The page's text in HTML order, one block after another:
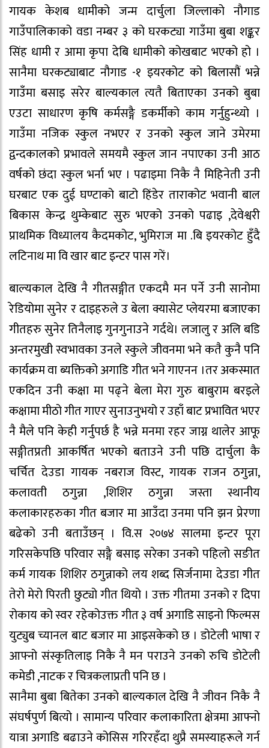
गायक केशब धामीको जन्म दार्चुला जिल्लाको नौगाड
गाउँपालिकाको वडा नम्बर ३ को घरकट्या गाउँमा बुबा शङ्कर
सिंह धामी र आमा कृपा देबि धामीको कोखबाट भएको हो ।
सानैमा घरकट्याबाट नौगाड -१ इयरकोट को बिलासौं भन्ने
गाउँमा बसाइ सरेर बाल्यकाल त्यतै बिताएका उनको बुबा
एउटा साधारण कृषि कर्मसङ्गै डकर्मीको काम गर्नुहुन्थ्यो ।
गाउँमा नजिक स्कुल नभएर र उनको स्कुल जाने उमेरमा
द्वन्दकालको प्रभावले समयमै स्कुल जान नपाएका उनी आठ
वर्षको छंदा स्कुल भर्ना भए । पढाइमा निकै नै मिहिनेती उनी
घरबाट एक दुई घण्टाको बाटो हिंडेर ताराकोट भवानी बाल
बिकास केन्द्र थुम्केबाट सुरु भएको उनको पढाइ ,देवेश्वरी
प्राथमिक विध्यालय कैदमकोट, भुमिराज मा .बि इयरकोट हुँदै
लटिनाथ मा वि खार बाट इन्टर पास गरें।
बाल्यकाल देखि नै गीतसङ्गीत एकदमै मन पर्ने उनी सानोमा
रेडियोमा सुनेर र दाइहरुले उ बेला क्यासेट प्लेयरमा बजाएका
गीतहरु सुनेर तिनैलाइ गुनगुनाउने गर्दथे। लजालु र अलि बडि
अन्तरमुखी स्वभावका उनले स्कुले जीवनमा भने कतै कुनै पनि
कार्यक्रम वा ब्यक्तिको अगाडि गीत भने गाएनन ।तर अकस्मात
एकदिन उनी कक्षा मा पढ्ने बेला मेरा गुरु बाबुराम बरइले
कक्षामा मीठो गीत गाएर सुनाउनुभयो र उहाँ बाट प्रभावित भएर
नै मैले पनि केही गर्नुपर्छ है भन्ने मनमा रहर जाग्न थालेर आफू
सङ्गीतप्रती आकर्षित भएको बताउने उनी पछि दार्चुला कै
चर्चित देउडा गायक नबराज विस्ट, गायक राजन ठगुन्ना,
कलावती ठगुन्ना ,शिशिर ठगुन्ना जस्ता स्थानीय
कलाकारहरुका गीत बजार मा आउँदा उनमा पनि झन प्रेरणा
बढेको उनी बताउँछन् । वि.स २०७४ सालमा इन्टर पूरा
गरिसकेपछि परिवार सङ्गै बसाइ सरेका उनको पहिलो सङीत
कर्म गायक शिशिर ठगुन्नाको लय शब्द सिर्जनामा देउडा गीत
तेरो मेरो पिरती छुट्यो गीत थियो । उक्त गीतमा उनको र दिपा
रोकाय को स्वर रहेकोउक्त गीत ३ वर्ष अगाडि साइनो फिल्मस
युट्युब च्यानल बाट बजार मा आइसकेको छ । डोटेली भाषा र
आफ्नो संस्कृतिलाइ निकै नै मन पराउने उनको रुचि डोटेली
कमेडी ,नाटक र चित्रकलाप्रती पनि छ ।
सानैमा बुबा बितेका उनको बाल्यकाल देखि नै जीवन निकै नै
संघर्षपुर्ण बित्यो । सामान्य परिवार कलाकारिता क्षेत्रमा आफ्नो
यात्रा अगाडि बढाउने कोसिस गरिरहँदा थुप्रै समस्याहरूले गर्न